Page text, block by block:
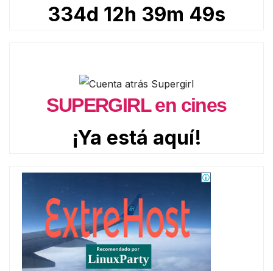
334d 12h 39m 47s
SUPERGIRL en cines
¡Ya está aquí!